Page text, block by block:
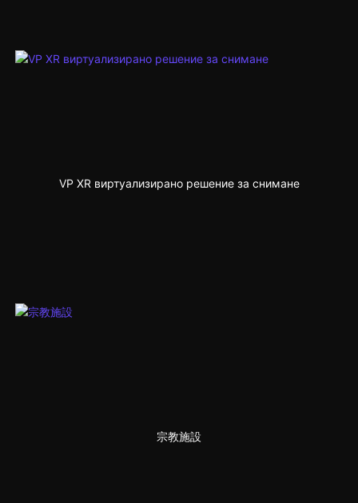
VP XR виртуализирано решение за снимане
宗教施設